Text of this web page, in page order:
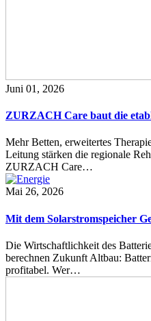
Juni 01, 2026
ZURZACH Care baut die
Mehr Betten, erweitertes
Leitung stärken die regionale
ZURZACH Care…
Mai 26, 2026
Mit dem Solarstromspeicher
Die Wirtschaftlichkeit des
berechnen Zukunft Altbau:
profitabel. Wer…